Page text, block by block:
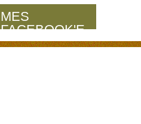
MES
FACEBOOK'E